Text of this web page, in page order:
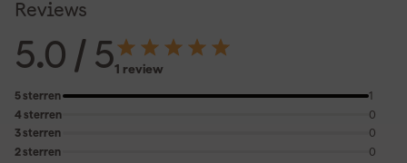
Reviews
5.0 / 51 review
5 sterren
1
4 sterren
0
3 sterren
0
2 sterren
0